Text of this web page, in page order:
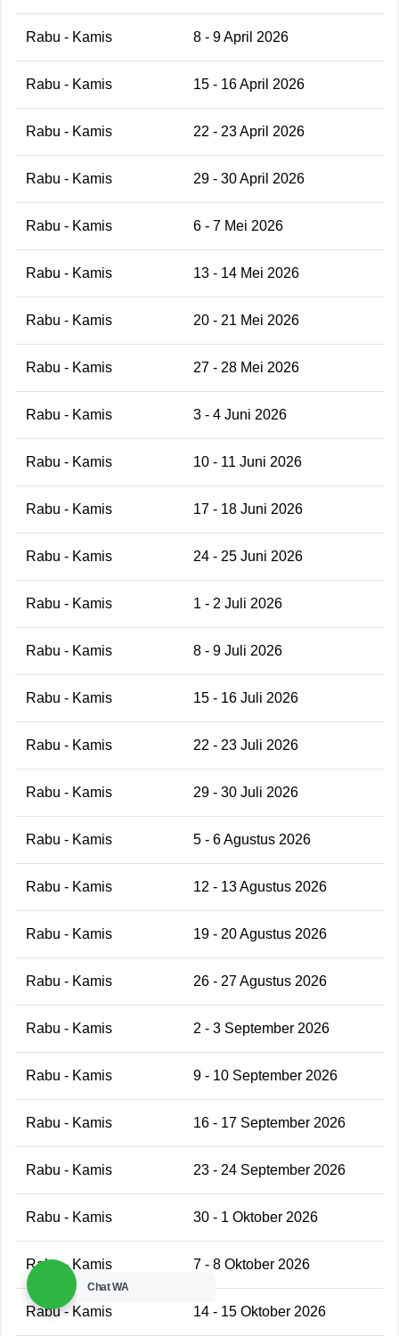
Rabu - Kamis 8 - 9 April 2026
Rabu - Kamis 15 - 16 April 2026
Rabu - Kamis 22 - 23 April 2026
Rabu - Kamis 29 - 30 April 2026
Rabu - Kamis 6 - 7 Mei 2026
Rabu - Kamis 13 - 14 Mei 2026
Rabu - Kamis 20 - 21 Mei 2026
Rabu - Kamis 27 - 28 Mei 2026
Rabu - Kamis 3 - 4 Juni 2026
Rabu - Kamis 10 - 11 Juni 2026
Rabu - Kamis 17 - 18 Juni 2026
Rabu - Kamis 24 - 25 Juni 2026
Rabu - Kamis 1 - 2 Juli 2026
Rabu - Kamis 8 - 9 Juli 2026
Rabu - Kamis 15 - 16 Juli 2026
Rabu - Kamis 22 - 23 Juli 2026
Rabu - Kamis 29 - 30 Juli 2026
Rabu - Kamis 5 - 6 Agustus 2026
Rabu - Kamis 12 - 13 Agustus 2026
Rabu - Kamis 19 - 20 Agustus 2026
Rabu - Kamis 26 - 27 Agustus 2026
Rabu - Kamis 2 - 3 September 2026
Rabu - Kamis 9 - 10 September 2026
Rabu - Kamis 16 - 17 September 2026
Rabu - Kamis 23 - 24 September 2026
Rabu - Kamis 30 - 1 Oktober 2026
Rabu - Kamis 7 - 8 Oktober 2026
Rabu - Kamis 14 - 15 Oktober 2026
Chat WA